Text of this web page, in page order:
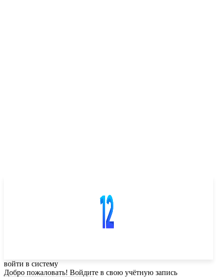
войти в систему
Добро пожаловать! Войдите в свою учётную запись